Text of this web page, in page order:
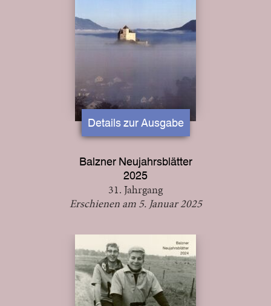
Details zur Ausgabe
Balzner Neujahrsblätter
2025
31. Jahrgang
Erschienen am 5. Januar 2025